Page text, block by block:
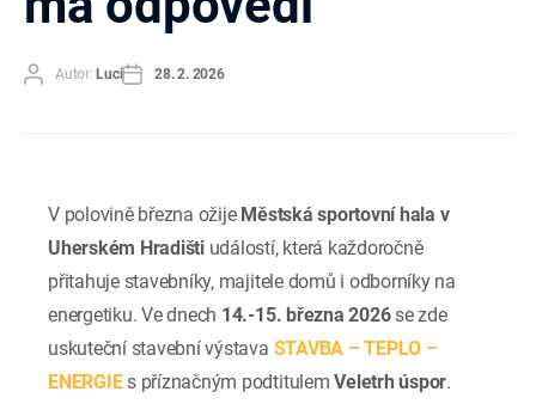
AutorAutor: Luci Datum28. 2. 2026
V polovině března ožije Městská sportovní hala v
Uherském Hradištiudálostí, která každoročně
přitahuje stavebníky, majitele domů i odborníky na
energetiku. Ve dnech 14.-15. března 2026se zde
uskuteční stavební výstava STAVBA – TEPLO –
ENERGIEs příznačným podtitulemVeletrh úspor.